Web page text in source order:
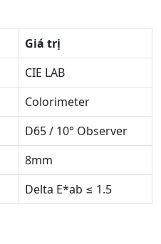
Giá trị
CIE LAB
Colorimeter
D65 / 10° Observer
8mm
Delta E*ab ≤ 1.5